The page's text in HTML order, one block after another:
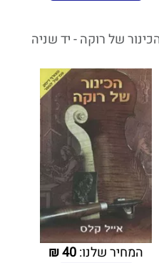
של רוקה - יד שניה
המחיר שלנו:40
₪